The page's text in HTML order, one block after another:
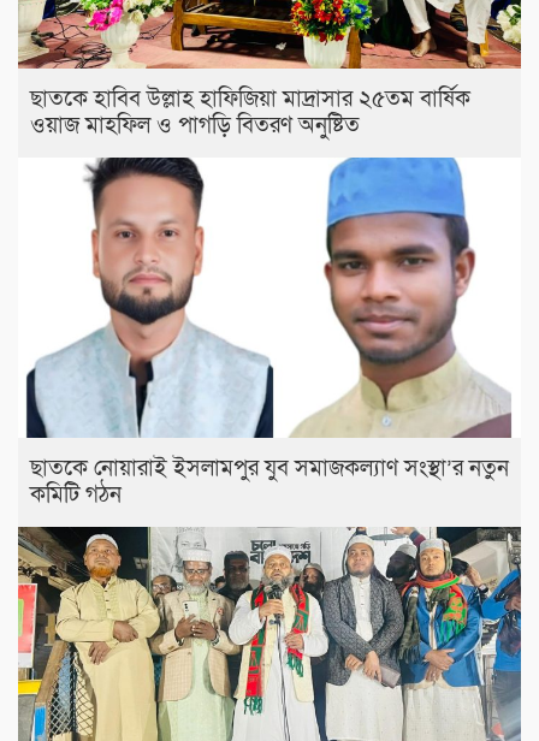
ছাতকে হাবিব উল্লাহ হাফিজিয়া মাদ্রাসার ২৫তম বার্ষিক
ওয়াজ মাহফিল ও পাগড়ি বিতরণ অনুষ্টিত
ছাতকে নোয়ারাই ইসলামপুর যুব সমাজকল্যাণ সংস্থা’র নতুন
কমিটি গঠন